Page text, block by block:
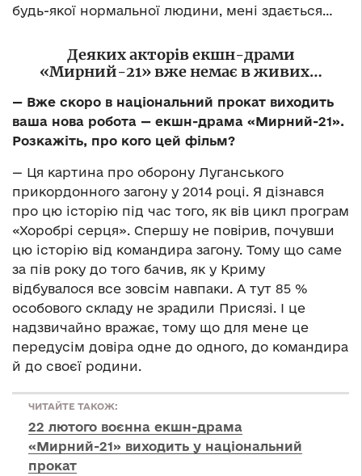
будь-якої нормальної людини, мені здається…
Деяких акторів екшн-драми
«Мирний-21» вже немає в живих…
— Вже скоро в національний прокат виходить
ваша нова робота — екшн-драма «Мирний-21».
Розкажіть, про кого цей фільм?
— Ця картина про оборону Луганського
прикордонного загону у 2014 році. Я дізнався
про цю історію під час того, як вів цикл програм
«Хоробрі серця». Спершу не повірив, почувши
цю історію від командира загону. Тому що саме
за пів року до того бачив, як у Криму
відбувалося все зовсім навпаки. А тут 85 %
особового складу не зрадили Присязі. І це
надзвичайно вражає, тому що для мене це
передусім довіра одне до одного, до командира
й до своєї родини.
ЧИТАЙТЕ ТАКОЖ:
22 лютого воєнна екшн-драма
«Мирний-21» виходить у національний
прокат